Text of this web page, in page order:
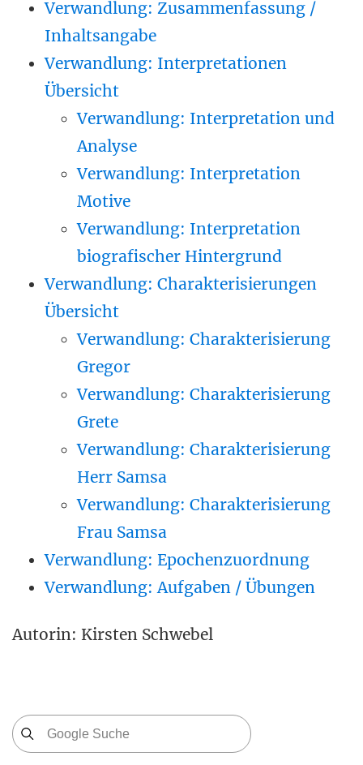
Verwandlung: Zusammenfassung /
Inhaltsangabe
Verwandlung: Interpretationen
Übersicht
Verwandlung: Interpretation und
Analyse
Verwandlung: Interpretation
Motive
Verwandlung: Interpretation
biografischer Hintergrund
Verwandlung: Charakterisierungen
Übersicht
Verwandlung: Charakterisierung
Gregor
Verwandlung: Charakterisierung
Grete
Verwandlung: Charakterisierung
Herr Samsa
Verwandlung: Charakterisierung
Frau Samsa
Verwandlung: Epochenzuordnung
Verwandlung: Aufgaben / Übungen
Autorin: Kirsten Schwebel